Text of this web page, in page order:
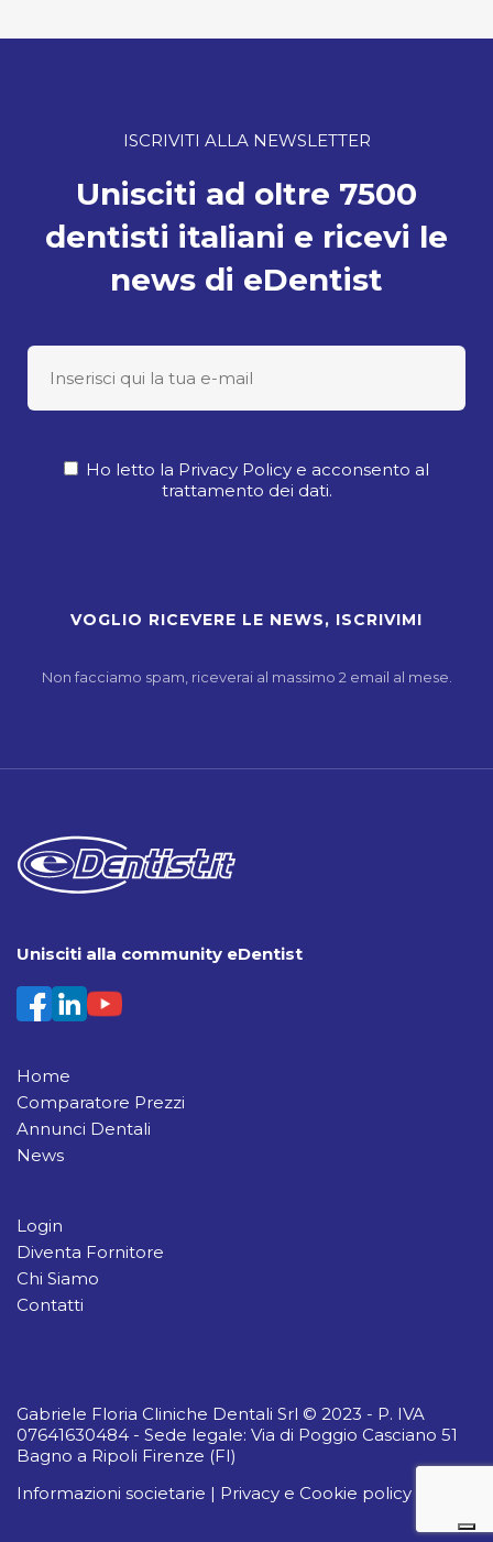
ISCRIVITI ALLA NEWSLETTER
Unisciti ad oltre 7500
dentisti italiani e ricevi le
news di eDentist
Ho letto la Privacy Policy e acconsento al
trattamento dei dati.
Non facciamo spam, riceverai al massimo 2 email al mese.
Unisciti alla community eDentist
Home
Comparatore Prezzi
Annunci Dentali
News
Login
Diventa Fornitore
Chi Siamo
Contatti
Gabriele Floria Cliniche Dentali Srl © 2023 - P. IVA
07641630484 - Sede legale: Via di Poggio Casciano 51
Bagno a Ripoli Firenze (FI)
Informazioni societarie | Privacy e Cookie policy